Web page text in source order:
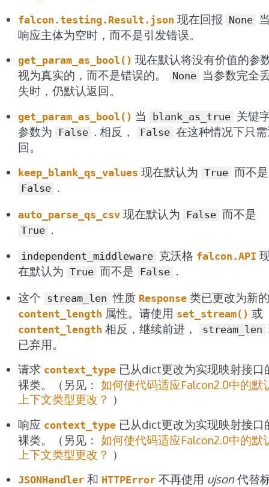
falcon.testing.Result.json 现在回报 None
响应主体为空时，而不是引发错误。
get_param_as_bool() 现在默认将没有价值的参
视为真实的，而不是错误的。
None 当参数完全
失时，仍默认返回。
get_param_as_bool() 当 blank_as_true 关键
参数为
False . 相反， False 在这种情况下只
回。
keep_blank_qs_values 现在默认为 True 而不是
False .
auto_parse_qs_csv 现在默认为 False 而不是
True
independent_middleware 克沃格 falcon.API
在默认为 True 而不是 False .
这个 stream_len 性质 Response 类已更改为新的
content_length 属性。请使用 set_stream() 或
content_length 相反，继续前进， stream_len
已弃用。
请求 context_type 已从dict更改为实现映射接口
裸类。（另见： 如何使代码适应Falcon2.0中的默
上下文类型更改？ ）
响应 context_type 已从dict更改为实现映射接口
裸类。（另见： 如何使代码适应Falcon2.0中的默
上下文类型更改？ ）
JSONHandler 和 HTTPError 不再使用 ujson代替